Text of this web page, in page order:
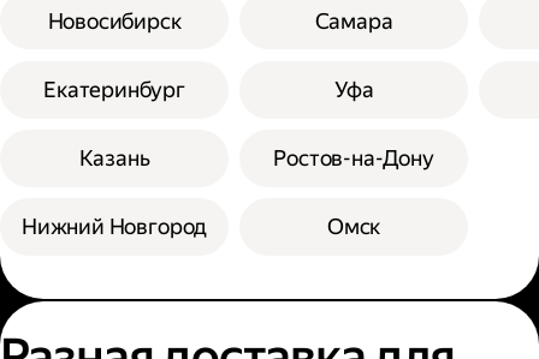
Новосибирск
Екатеринбург
Казань
Нижний Новгород
Самара
Уфа
Ростов-на-Дону
Омск